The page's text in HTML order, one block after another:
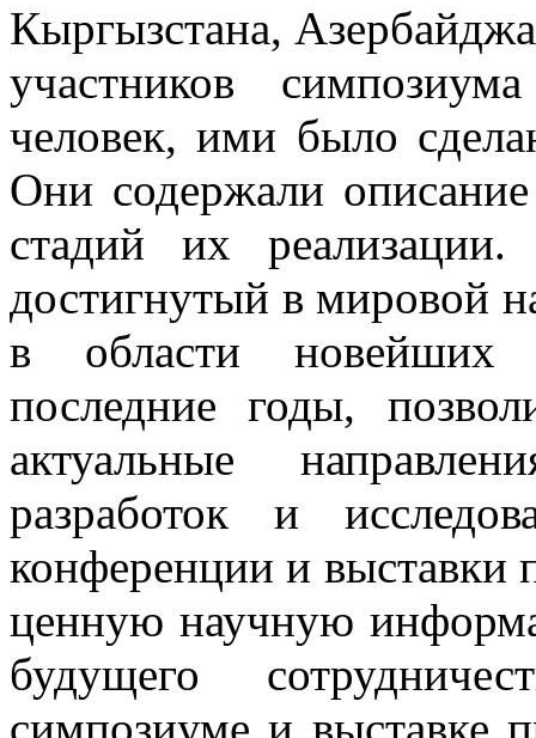
Кыргызстана,
участников
человек, ими было
Они содержали
стадий их
достигнутый в мировой
в области новейших
последние годы,
актуальные
разработок и
конференции и выставки
ценную научную
будущего
симпозиуме и выставке